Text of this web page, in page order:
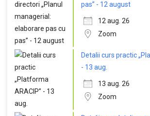
pas” - 12 august
12 aug. 26
Zoom
Detalii curs practic
- 13 aug.
13 aug. 26
Zoom